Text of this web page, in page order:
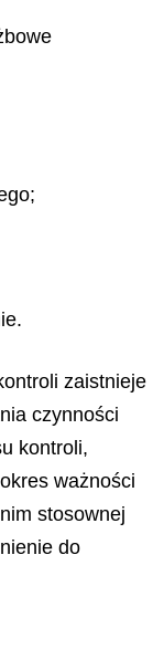
zaistnieje
czynności
kontroli,
ważności
stosownej
do